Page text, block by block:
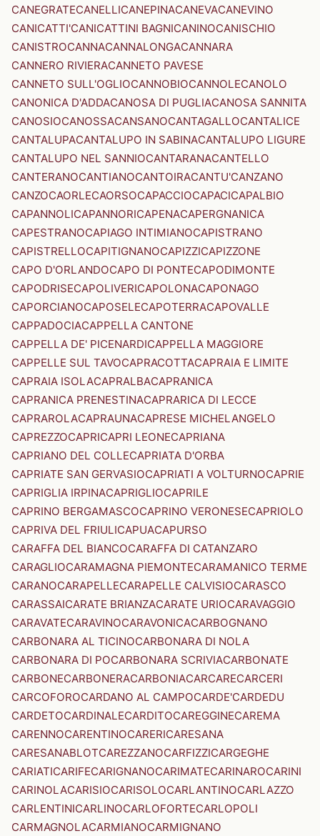
CANEGRATECANELLICANEPINACANEVACANEVINO
CANICATTI'CANICATTINI BAGNICANINOCANISCHIO
CANISTROCANNACANNALONGACANNARA
CANNERO RIVIERACANNETO PAVESE
CANNETO SULL'OGLIOCANNOBIOCANNOLECANOLO
CANONICA D'ADDACANOSA DI PUGLIACANOSA SANNITA
CANOSIOCANOSSACANSANOCANTAGALLOCANTALICE
CANTALUPACANTALUPO IN SABINACANTALUPO LIGURE
CANTALUPO NEL SANNIOCANTARANACANTELLO
CANTERANOCANTIANOCANTOIRACANTU'CANZANO
CANZOCAORLECAORSOCAPACCIOCAPACICAPALBIO
CAPANNOLICAPANNORICAPENACAPERGNANICA
CAPESTRANOCAPIAGO INTIMIANOCAPISTRANO
CAPISTRELLOCAPITIGNANOCAPIZZICAPIZZONE
CAPO D'ORLANDOCAPO DI PONTECAPODIMONTE
CAPODRISECAPOLIVERICAPOLONACAPONAGO
CAPORCIANOCAPOSELECAPOTERRACAPOVALLE
CAPPADOCIACAPPELLA CANTONE
CAPPELLA DE' PICENARDICAPPELLA MAGGIORE
CAPPELLE SUL TAVOCAPRACOTTACAPRAIA E LIMITE
CAPRAIA ISOLACAPRALBACAPRANICA
CAPRANICA PRENESTINACAPRARICA DI LECCE
CAPRAROLACAPRAUNACAPRESE MICHELANGELO
CAPREZZOCAPRICAPRI LEONECAPRIANA
CAPRIANO DEL COLLECAPRIATA D'ORBA
CAPRIATE SAN GERVASIOCAPRIATI A VOLTURNOCAPRIE
CAPRIGLIA IRPINACAPRIGLIOCAPRILE
CAPRINO BERGAMASCOCAPRINO VERONESECAPRIOLO
CAPRIVA DEL FRIULICAPUACAPURSO
CARAFFA DEL BIANCOCARAFFA DI CATANZARO
CARAGLIOCARAMAGNA PIEMONTECARAMANICO TERME
CARANOCARAPELLECARAPELLE CALVISIOCARASCO
CARASSAICARATE BRIANZACARATE URIOCARAVAGGIO
CARAVATECARAVINOCARAVONICACARBOGNANO
CARBONARA AL TICINOCARBONARA DI NOLA
CARBONARA DI POCARBONARA SCRIVIACARBONATE
CARBONECARBONERACARBONIACARCARECARCERI
CARCOFOROCARDANO AL CAMPOCARDE'CARDEDU
CARDETOCARDINALECARDITOCAREGGINECAREMA
CARENNOCARENTINOCARERICARESANA
CARESANABLOTCAREZZANOCARFIZZICARGEGHE
CARIATICARIFECARIGNANOCARIMATECARINAROCARINI
CARINOLACARISIOCARISOLOCARLANTINOCARLAZZO
CARLENTINICARLINOCARLOFORTECARLOPOLI
CARMAGNOLACARMIANOCARMIGNANO